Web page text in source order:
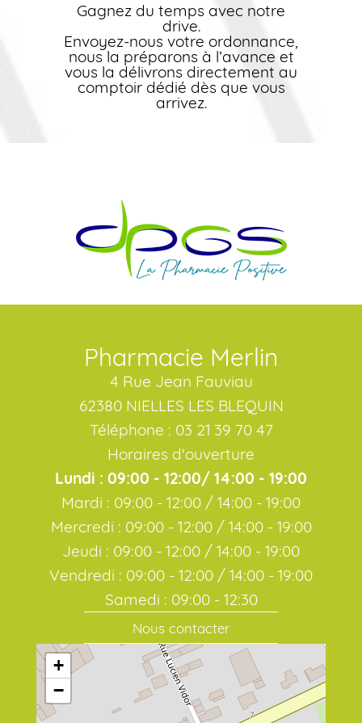
Gagnez du temps avec notre
drive.
Envoyez-nous votre ordonnance,
nous la préparons à l’avance et
vous la délivrons directement au
comptoir dédié dès que vous
arrivez.
+
−
Pharmacie Merlin
4 Rue Jean Fauviau
62380 NIELLES LES BLEQUIN
Téléphone : 03 21 39 70 47
Horaires d'ouverture
Lundi : 09:00 - 12:00/ 14:00 - 19:00
Mardi : 09:00 - 12:00 / 14:00 - 19:00
Mercredi : 09:00 - 12:00 / 14:00 - 19:00
Jeudi : 09:00 - 12:00 / 14:00 - 19:00
Vendredi : 09:00 - 12:00 / 14:00 - 19:00
Samedi : 09:00 - 12:30
Nous contacter